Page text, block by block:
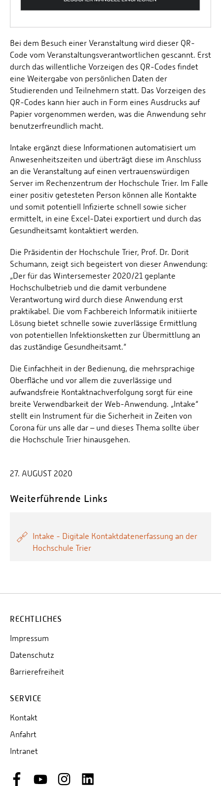
Bei dem Besuch einer Veranstaltung wird dieser QR-
Code vom Veranstaltungsverantwortlichen gescannt. Erst
durch das willentliche Vorzeigen des QR-Codes findet
eine Weitergabe von persönlichen Daten der
Studierenden und Teilnehmern statt. Das Vorzeigen des
QR-Codes kann hier auch in Form eines Ausdrucks auf
Papier vorgenommen werden, was die Anwendung sehr
benutzerfreundlich macht.
Intake ergänzt diese Informationen automatisiert um
Anwesenheitszeiten und überträgt diese im Anschluss
an die Veranstaltung auf einen vertrauenswürdigen
Server im Rechenzentrum der Hochschule Trier. Im Falle
einer positiv getesteten Person können alle Kontakte
und somit potentiell Infizierte schnell sowie sicher
ermittelt, in eine Excel-Datei exportiert und durch das
Gesundheitsamt kontaktiert werden.
Die Präsidentin der Hochschule Trier, Prof. Dr. Dorit
Schumann, zeigt sich begeistert von dieser Anwendung:
„Der für das Wintersemester 2020/21 geplante
Hochschulbetrieb und die damit verbundene
Verantwortung wird durch diese Anwendung erst
praktikabel. Die vom Fachbereich Informatik initiierte
Lösung bietet schnelle sowie zuverlässige Ermittlung
von potentiellen Infektionsketten zur Übermittlung an
das zuständige Gesundheitsamt.“
Die Einfachheit in der Bedienung, die mehrsprachige
Oberfläche und vor allem die zuverlässige und
aufwandsfreie Kontaktnachverfolgung sorgt für eine
breite Verwendbarkeit der Web-Anwendung. „Intake“
stellt ein Instrument für die Sicherheit in Zeiten von
Corona für uns alle dar – und dieses Thema sollte über
die Hochschule Trier hinausgehen.
27. AUGUST 2020
Weiterführende Links
Intake - Digitale Kontaktdatenerfassung an der
Hochschule Trier
RECHTLICHES
Impressum
Datenschutz
Barrierefreiheit
SERVICE
Kontakt
Anfahrt
Intranet